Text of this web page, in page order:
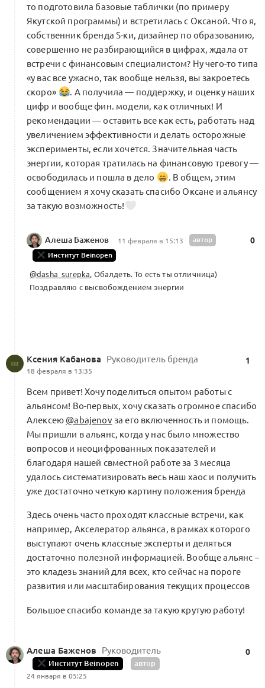
то подготовила базовые таблички (по примеру
Якутской программы) и встретилась с Оксаной. Что я,
собственник бренда S-ки, дизайнер по образованию,
совершенно не разбирающийся в цифрах, ждала от
встречи с финансовым специалистом? Ну чего-то типа
«у вас все ужасно, так вообще нельзя, вы закроетесь
скоро»
. А получила — поддержку, и оценку наших
цифр и вообще фин. модели, как отличных! И
рекомендации — оставить все как есть, работать над
увеличением эффективности и делать осторожные
эксперименты, если хочется. Значительная часть
энергии, которая тратилась на финансовую тревогу —
освободилась и пошла в дело
. В общем, этим
сообщением я хочу сказать спасибо Оксане и альянсу
за такую возможность!
Алеша Баженов 11 февраля в 15:13
автор
Институт Beinopen
0
@dasha_surepka, Обалдеть. То есть ты отличница)
Поздравляю с высвобождением энергии
Ксения Кабанова Руководитель бренда
18 февраля в 13:35
1
Всем привет! Хочу поделиться опытом работы с
альянсом! Во-первых, хочу сказать огромное спасибо
Алексею @abajenovза его включенность и помощь.
Мы пришли в альянс, когда у нас было множество
вопросов и неоцифрованных показателей и
благодаря нашей свместной работе за 3 месяца
удалось систематизировать весь наш хаос и получить
уже достаточно четкую картину положения бренда
Здесь очень часто проходят классные встречи, как
например, Акселератор альянса, в рамках которого
выступают очень классные эксперты и деляться
достаточно полезной информацией. Вообще альянс –
это кладезь знаний для всех, кто сейчас на пороге
развития или масштабирования текущих процессов
Большое спасибо команде за такую крутую работу!
Алеша Баженов Руководитель
Институт Beinopen автор
24 января в 05:25
0